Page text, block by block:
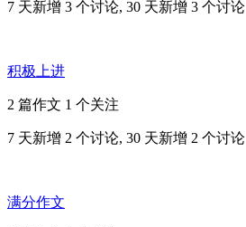
7 天新增 3 个讨论, 30 天新增 3 个讨论
积极上进
2 篇作文 1 个关注
7 天新增 2 个讨论, 30 天新增 2 个讨论
满分作文